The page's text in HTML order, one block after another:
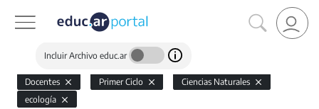
Incluir Archivo educ.ar
Docentes Primer Ciclo
Ciencias Naturales
ecología